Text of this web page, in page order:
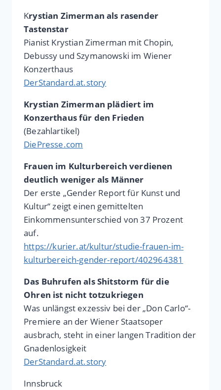
Krystian Zimerman als rasender
Tastenstar
Pianist Krystian Zimerman mit Chopin,
Debussy und Szymanowski im Wiener
Konzerthaus
DerStandard.at.story
Krystian Zimerman plädiert im
Konzerthaus für den Frieden
(Bezahlartikel)
DiePresse.com
Frauen im Kulturbereich verdienen
deutlich weniger als Männer
Der erste „Gender Report für Kunst und
Kultur“ zeigt einen gemittelten
Einkommensunterschied von 37 Prozent
auf.
https://kurier.at/kultur/studie-frauen-im-
kulturbereich-gender-report/402964381
Das Buhrufen als Shitstorm für die
Ohren ist nicht totzukriegen
Was unlängst exzessiv bei der „Don Carlo“-
Premiere an der Wiener Staatsoper
ausbrach, steht in einer langen Tradition der
Gnadenlosigkeit
DerStandard.at.story
Innsbruck